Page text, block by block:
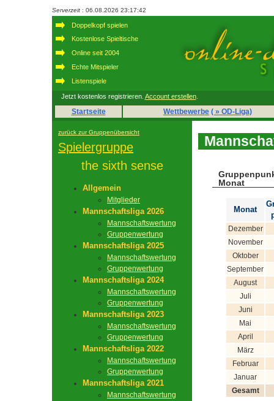
Serverzeit : 06.08.2026 23:17:42
Doppelkopf spielen
Kostenlose Spieltische
Online seit 2004
Echte Mitspieler
Listenspiele
Jetzt kostenlos registrieren. Account erstellen.
Startseite Wettbewerbe ( » OD-Liga)
zurück zur Gruppenübersicht
Spielergruppe
the sixth sense
Allgemein
Mitglieder
Mannschaftsliga 2026
Mannschaftswertung
Gruppenwertung
Mannschaftsliga 2025
Mannschaftswertung
Gruppenwertung
Mannschaftsliga 2024
Mannschaftswertung
Gruppenwertung
Mannschaftsliga 2023
Mannschaftswertung
Gruppenwertung
Mannschaftsliga 2022
Mannschaftswertung
Gruppenwertung
Mannschaftsliga 2021
Mannschaftswertung
Monat
Monat
Dezember
November
Oktober
September
August
Juli
Juni
Mai
April
März
Februar
Januar
Gesamt